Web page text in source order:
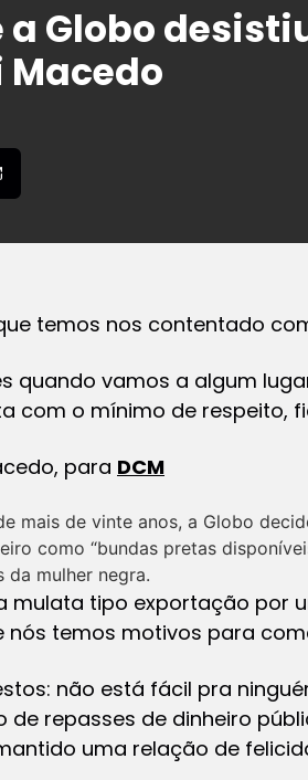
a Globo
temos nos contentado
quando vamos a algum
com o mínimo de respeito,
para DCM
mais de vinte anos, a Globo
como “bundas pretas
da mulher negra.
mulata tipo exportação por
nós temos motivos para
não está fácil pra
de repasses de dinheiro
uma relação de